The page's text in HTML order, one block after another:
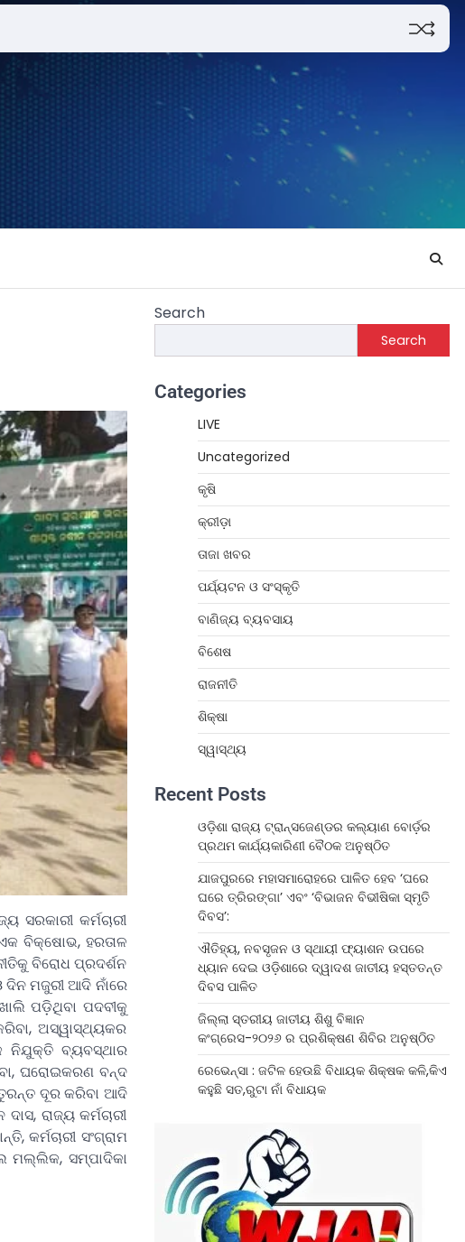
ସରକାରୀ କର୍ମଚାରୀ
ବିକ୍ଷୋଭ, ହରତାଳ
ବିରୋଧ ପ୍ରଦର୍ଶନ
ଦିନ ମଜୁରୀ ଆଦି ନାଁରେ
ପଡ଼ିଥିବା ପଦବୀକୁ
ଅସ୍ୱାସ୍ଥ୍ୟକର
ନିଯୁକ୍ତି ବ୍ୟବସ୍ଥାର
ଘରୋଇକରଣ ବନ୍ଦ
ଦୂର କରିବା ଆଦି
ରାଜ୍ୟ କର୍ମଚାରୀ
କର୍ମଚାରୀ ସଂଗ୍ରାମ
ମଲ୍ଲିକ, ସମ୍ପାଦିକା
Search
Search
Categories
LIVE
Uncategorized
କୃଷି
କ୍ରୀଡ଼ା
ତାଜା ଖବର
ପର୍ଯ୍ୟଟନ ଓ ସଂସ୍କୃତି
ବାଣିଜ୍ୟ ବ୍ୟବସାୟ
ବିଶେଷ
ରାଜନୀତି
ଶିକ୍ଷା
ସ୍ୱାସ୍ଥ୍ୟ
Recent Posts
ଓଡ଼ିଶା ରାଜ୍ୟ ଟ୍ରାନ୍ସଜେଣ୍ଡର କଲ୍ୟାଣ ବୋର୍ଡ଼ର
ପ୍ରଥମ କାର୍ଯ୍ୟକାରିଣୀ ବୈଠକ ଅନୁଷ୍ଠିତ
ଯାଜପୁରରେ ମହାସମାରୋହରେ ପାଳିତ ହେବ ‘ଘରେ
ଘରେ ତ୍ରିରଙ୍ଗା’ ଏବଂ ‘ବିଭାଜନ ବିଭୀଷିକା ସ୍ମୃତି
ଦିବସ’:
ଐତିହ୍ୟ, ନବସୃଜନ ଓ ସ୍ଥାୟୀ ଫ୍ୟାଶନ ଉପରେ
ଧ୍ୟାନ ଦେଇ ଓଡ଼ିଶାରେ ଦ୍ୱାଦଶ ଜାତୀୟ ହସ୍ତତନ୍ତ
ଦିବସ ପାଳିତ
ଜିଲ୍ଲା ସ୍ତରୀୟ ଜାତୀୟ ଶିଶୁ ବିଜ୍ଞାନ
କଂଗ୍ରେସ-୨୦୨୬ ର ପ୍ରଶିକ୍ଷଣ ଶିବିର ଅନୁଷ୍ଠିତ
ରେଭେନ୍ସା : ଜଟିଳ ହେଉଛି ବିଧାୟକ ଶିକ୍ଷକ କଳି,କିଏ
କହୁଛି ସତ,ରୁଟା ନାଁ ବିଧାୟକ